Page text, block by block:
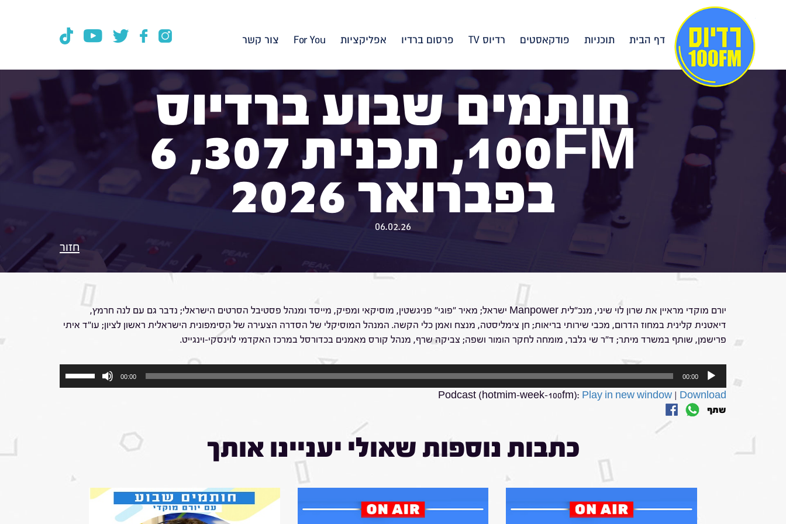
דף הבית תוכניות פודקאסטים רדיוס TV פרסום ברדיו אפליקציות For You צור קשר
חותמים שבוע ברדיוס
100FM, תכנית 307, 6
בפברואר 2026
06.02.26
חזור
יורם מוקדי מראיין את שרון לוי שיני, מנכ"לית Manpower ישראל; מאיר "פוגי" פניגשטין, מוסיקאי ומפיק, מייסד ומנהל פסטיבל הסרטים הישראלי; נדבר גם עם לנה חרמץ,
דיאטנית קלינית במחוז הדרום, מכבי שירותי בריאות; חן צימליסטה, מנצח ואמן כלי הקשה. המנהל המוסיקלי של הסדרה הצעירה של הסימפונית הישראלית ראשון לציון; עו"ד איתי
פרישמן, שותף במשרד מיתר; ד"ר שי גלבר, מומחה לחקר הומור ושפה; צביקה שרף, מנהל קורס מאמנים בכדורסל במרכז האקדמי לוינסקי-וינגייט.
00:00
00:00
במקש
Podcast (hotmim-week-100fm): Play in new window | Download
שתף
כתבות נוספות שאולי יעניינו אותך